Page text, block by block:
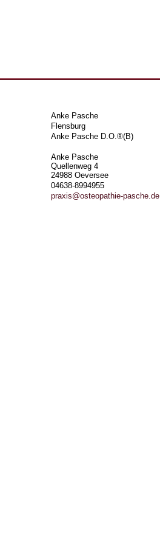
Anke Pasche
Flensburg
Anke Pasche D.O.®(B)
Anke Pasche
Quellenweg 4
24988 Oeversee
04638-8994955
praxis@osteopathie-pasche.de